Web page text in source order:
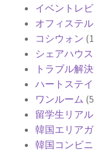
イベントレ
オフィステル
コシウォン
シェアハウス
トラブル解
ハートステ
ワンルーム
留学生リア
韓国エリア
韓国コンビニ